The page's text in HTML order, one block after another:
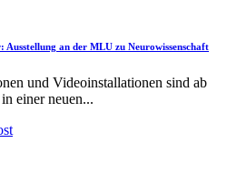
an der MLU zu Neurowissenschaft
und Videoinstallationen sind ab
einer neuen...